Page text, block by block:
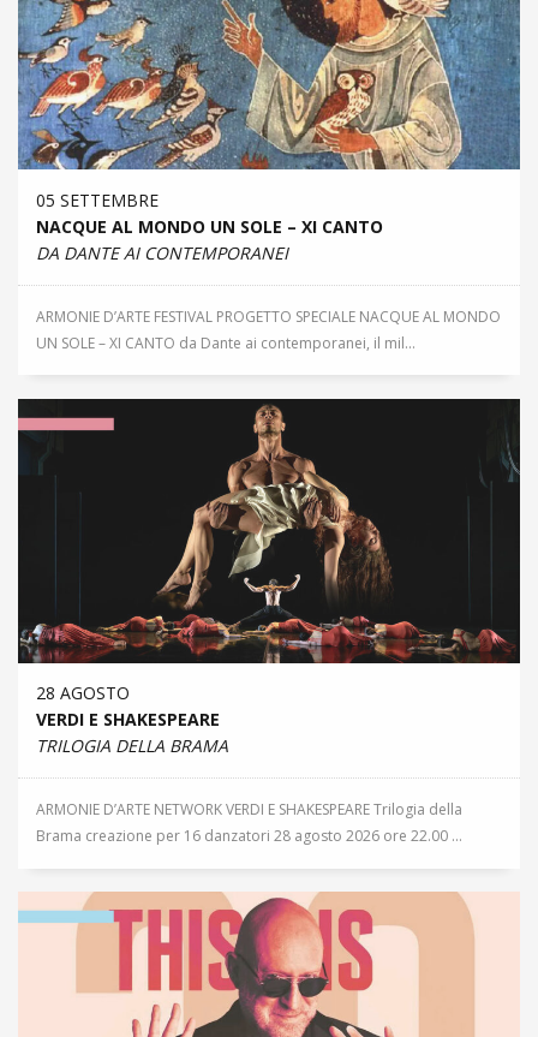
05 SETTEMBRE
NACQUE AL MONDO UN SOLE – XI CANTO
DA DANTE AI CONTEMPORANEI
ARMONIE D’ARTE FESTIVAL PROGETTO SPECIALE NACQUE AL MONDO
UN SOLE – XI CANTO da Dante ai contemporanei, il mil...
28 AGOSTO
VERDI E SHAKESPEARE
TRILOGIA DELLA BRAMA
ARMONIE D’ARTE NETWORK VERDI E SHAKESPEARE Trilogia della
Brama creazione per 16 danzatori 28 agosto 2026 ore 22.00 ...